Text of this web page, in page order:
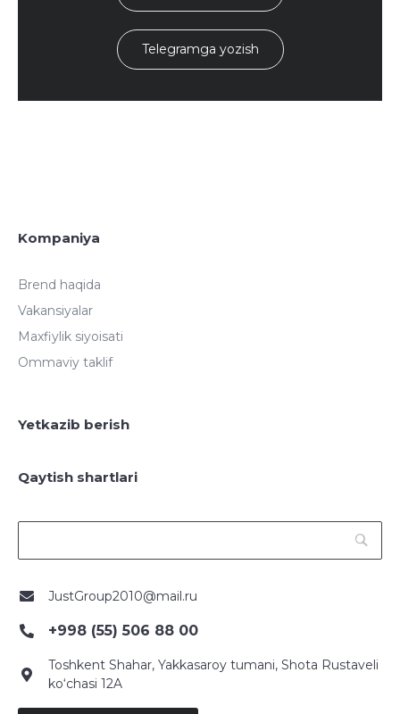
Telegramga yozish
Kompaniya
Brend haqida
Vakansiyalar
Maxfiylik siyoisati
Ommaviy taklif
Yetkazib berish
Qaytish shartlari
JustGroup2010@mail.ru
+998 (55) 506 88 00
Toshkent Shahar, Yakkasaroy tumani, Shota Rustaveli
ko‘chasi 12A